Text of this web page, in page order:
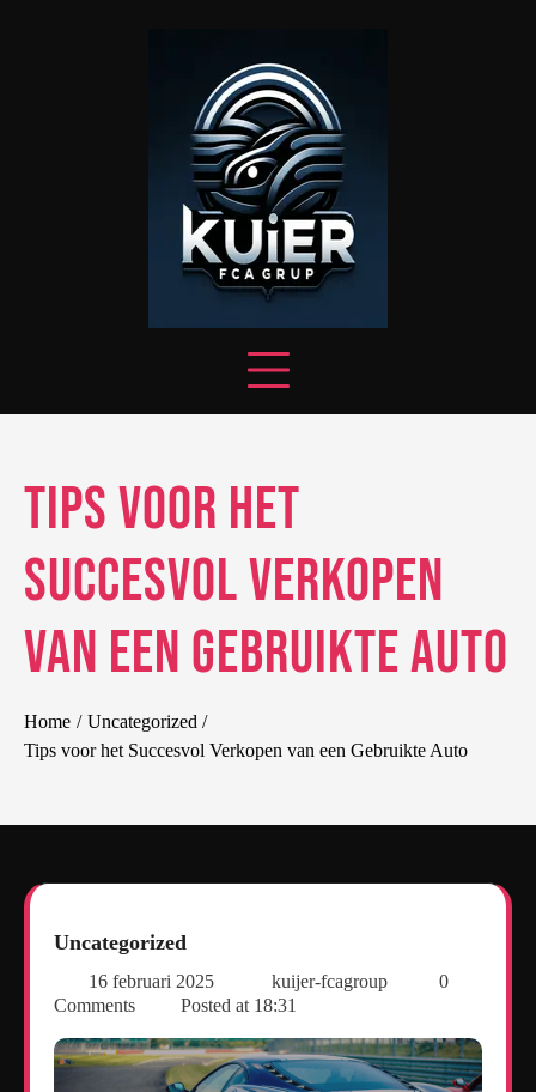
Tips voor het
Succesvol Verkopen
van een Gebruikte Auto
Home
Uncategorized
Tips voor het Succesvol Verkopen van een Gebruikte Auto
Uncategorized
16 februari 2025 kuijer-fcagroup
0
Comments
Posted at 18:31